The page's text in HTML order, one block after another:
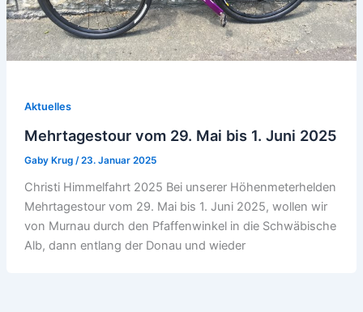
Aktuelles
Mehrtagestour vom 29. Mai bis 1. Juni 2025
Gaby Krug /23. Januar 2025
Christi Himmelfahrt 2025 Bei unserer Höhenmeterhelden
Mehrtagestour vom 29. Mai bis 1. Juni 2025, wollen wir
von Murnau durch den Pfaffenwinkel in die Schwäbische
Alb, dann entlang der Donau und wieder